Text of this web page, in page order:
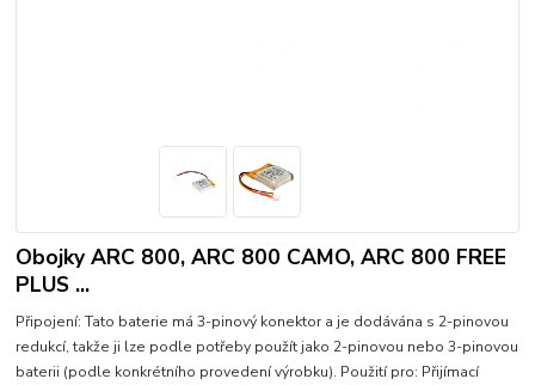
Obojky ARC 800, ARC 800 CAMO, ARC 800 FREE
PLUS ...
Připojení: Tato baterie má 3-pinový konektor a je dodávána s 2-pinovou
redukcí, takže ji lze podle potřeby použít jako 2-pinovou nebo 3-pinovou
baterii (podle konkrétního provedení výrobku). Použití pro: Přijímací